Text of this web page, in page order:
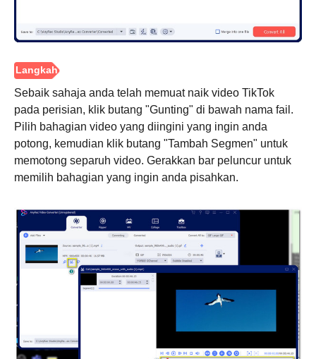
Sebaik sahaja anda telah memuat naik video TikTok
pada perisian, klik butang "Gunting" di bawah nama fail.
Pilih bahagian video yang diingini yang ingin anda
potong, kemudian klik butang "Tambah Segmen" untuk
memotong separuh video. Gerakkan bar peluncur untuk
memilih bahagian yang ingin anda pisahkan.